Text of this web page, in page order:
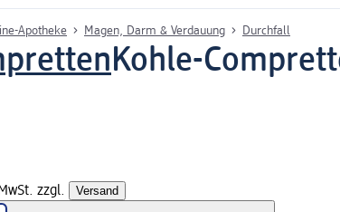
Apotheke Magen, Darm & Verdauung Durchfall
Kohle-
zzgl. Versand